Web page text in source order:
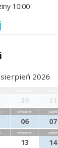
10:00
sierpień 2026
30 31
czwartek
06
piątek
07
czwartek
13
piątek
14